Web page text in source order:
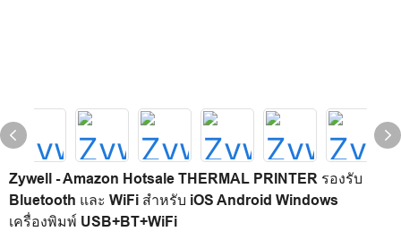
Zywell - Amazon Hotsale THERMAL PRINTER รองรับ
Bluetooth และ WiFi สำหรับ iOS Android Windows
เครื่องพิมพ์ USB+BT+WiFi